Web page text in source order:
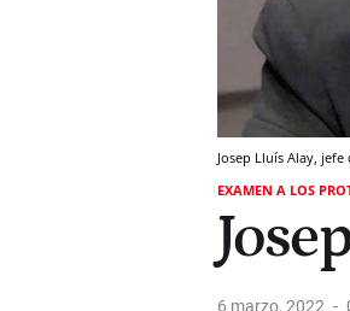
Josep Lluís Alay,
EXAMEN A LOS
6 marzo, 2022